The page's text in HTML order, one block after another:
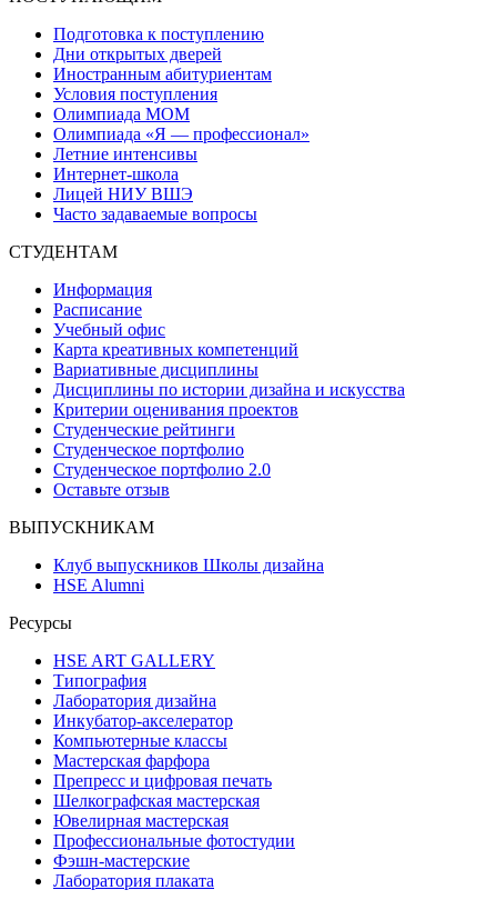
Подготовка к поступлению
Дни открытых дверей
Иностранным абитуриентам
Условия поступления
Олимпиада МОМ
Олимпиада «Я — профессионал»
Летние интенсивы
Интернет-школа
Лицей НИУ ВШЭ
Часто задаваемые вопросы
СТУДЕНТАМ
Информация
Расписание
Учебный офис
Карта креативных компетенций
Вариативные дисциплины
Дисциплины по истории дизайна и искусства
Критерии оценивания проектов
Студенческие рейтинги
Студенческое портфолио
Студенческое портфолио 2.0
Оставьте отзыв
ВЫПУСКНИКАМ
Клуб выпускников Школы дизайна
HSE Alumni
Ресурсы
HSE ART GALLERY
Типография
Лаборатория дизайна
Инкубатор-акселератор
Компьютерные классы
Мастерская фарфора
Препресс и цифровая печать
Шелкографская мастерская
Ювелирная мастерская
Профессиональные фотостудии
Фэшн-мастерские
Лаборатория плаката